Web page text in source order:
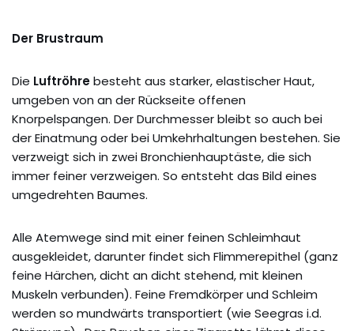
Der Brustraum
Die Luftröhrebesteht aus starker, elastischer Haut,
umgeben von an der Rückseite offenen
Knorpelspangen. Der Durchmesser bleibt so auch bei
der Einatmung oder bei Umkehrhaltungen bestehen. Sie
verzweigt sich in zwei Bronchienhauptäste, die sich
immer feiner verzweigen. So entsteht das Bild eines
umgedrehten Baumes.
Alle Atemwege sind mit einer feinen Schleimhaut
ausgekleidet, darunter findet sich Flimmerepithel (ganz
feine Härchen, dicht an dicht stehend, mit kleinen
Muskeln verbunden). Feine Fremdkörper und Schleim
werden so mundwärts transportiert (wie Seegras i.d.